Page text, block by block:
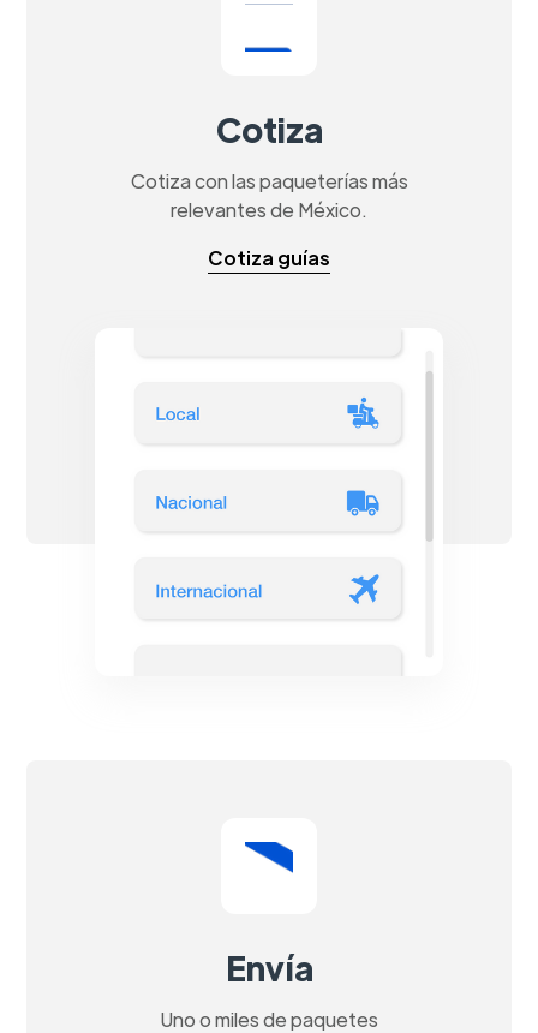
Cotiza
Cotiza con las paqueterías más
relevantes de México.
Cotiza guías
Envía
Uno o miles de paquetes